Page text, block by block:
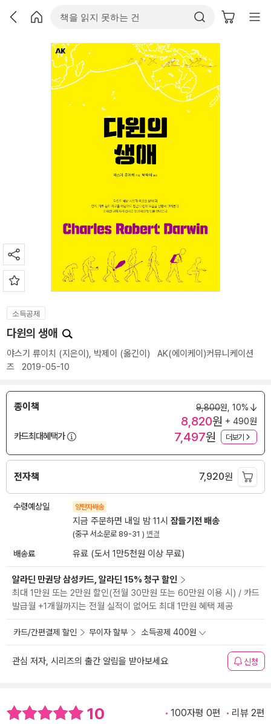
소득공제
다윈의 생애
야스기 류이치 (지은이), 박제이 (옮긴이) AK(에이케이)커뮤니케이션
즈 2019-05-10
종이책 9,800원, 10%
8,820원 + 490원
카드최대혜택가
7,497원 더보기
전자책 7,920원
수령예상일 양탄자배송
지금 주문하면 내일 밤 11시 잠들기전 배송
(중구 서소문로 89-31 ) 변경
배송료 유료 (도서 1만5천원 이상 무료)
알라딘 만권당 삼성카드, 알라딘 15% 청구 할인
최대 1만원 또는 2만원 할인(전월 30만원 또는 60만원 이용 시) / 카드
발급월 +1개월까지는 전월 실적이 없어도 최대 1만원 혜택 제공
카드/간편결제 할인 무이자 할부 소득공제 400원
관심 저자, 시리즈의 출간 알림을 받아보세요 신청
10 100자평 0편 리뷰 2편